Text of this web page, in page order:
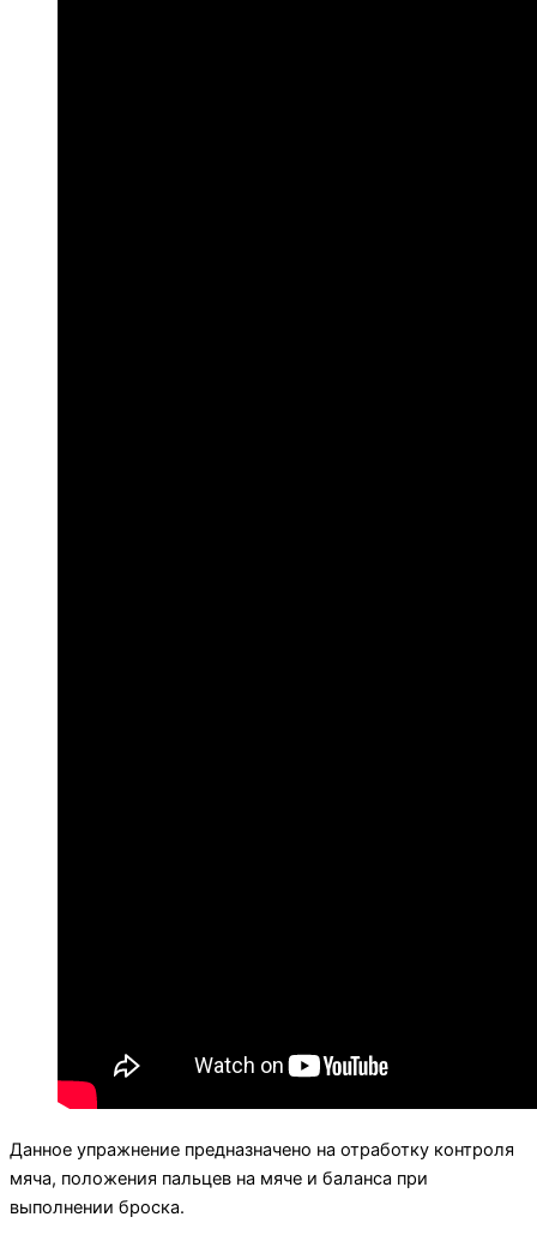
Данное упражнение предназначено на отработку контроля
мяча, положения пальцев на мяче и баланса при
выполнении броска.